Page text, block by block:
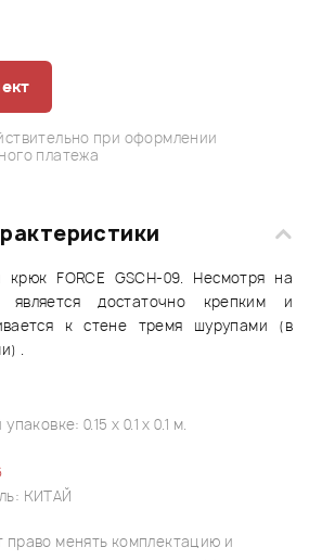
при оформлении
платежа
крюк FORCE GSCH-09. Несмотря на
является достаточно крепким и
к стене тремя шурупами (в
.
0.15 x 0.1 x 0.1 м.
КИТАЙ
право менять комплектацию и